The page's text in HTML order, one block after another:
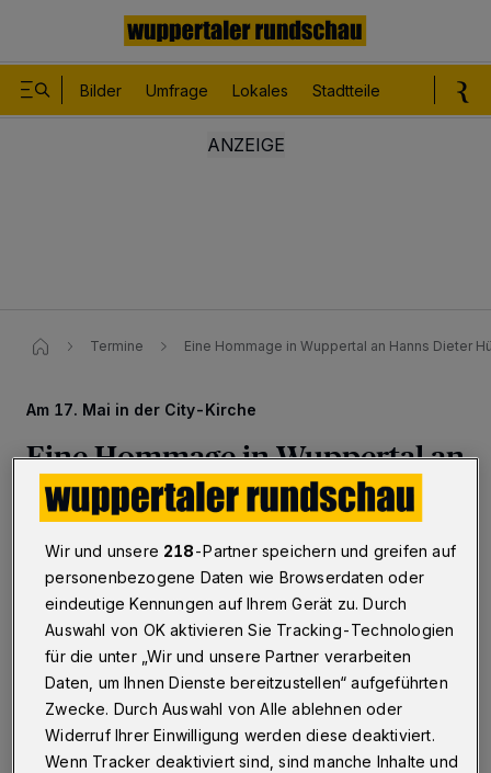
Bilder Umfrage Lokales Stadtteile
Termine Eine Hommage in Wuppertal an Hanns Dieter
Am 17. Mai in der City-Kirche
Eine Hommage in Wuppertal an
Hanns Dieter Hüsch
Wuppertal·Mit einer Hommage wird in der City-Kirche
des evangelischen Kirchenkreises Wuppertal am
Samstag (17. Mai 2025) ab 20 Uhr an den bekannten
Kabarettisten Hanns Dieter Hüsch (1925 - 2005)
erinnert. Er wäre in diesem Monat 100 Jahre alt
geworden.
12.05.2025 , 10:30 Uhr Eine Minute Lesezeit
Wir und unsere 218-Partner speichern und greifen auf
personenbezogene Daten wie Browserdaten oder
eindeutige Kennungen auf Ihrem Gerät zu. Durch
Auswahl von OK aktivieren Sie Tracking-Technologien
für die unter „Wir und unsere Partner verarbeiten
Daten, um Ihnen Dienste bereitzustellen“ aufgeführten
Zwecke. Durch Auswahl von Alle ablehnen oder
Widerruf Ihrer Einwilligung werden diese deaktiviert.
Wenn Tracker deaktiviert sind, sind manche Inhalte und